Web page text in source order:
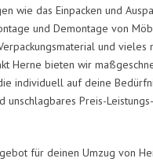
wie das Einpacken und
und Demontage von
und vieles
Herne bieten wir
individuell auf deine
unschlagbares Preis-
für deinen Umzug von